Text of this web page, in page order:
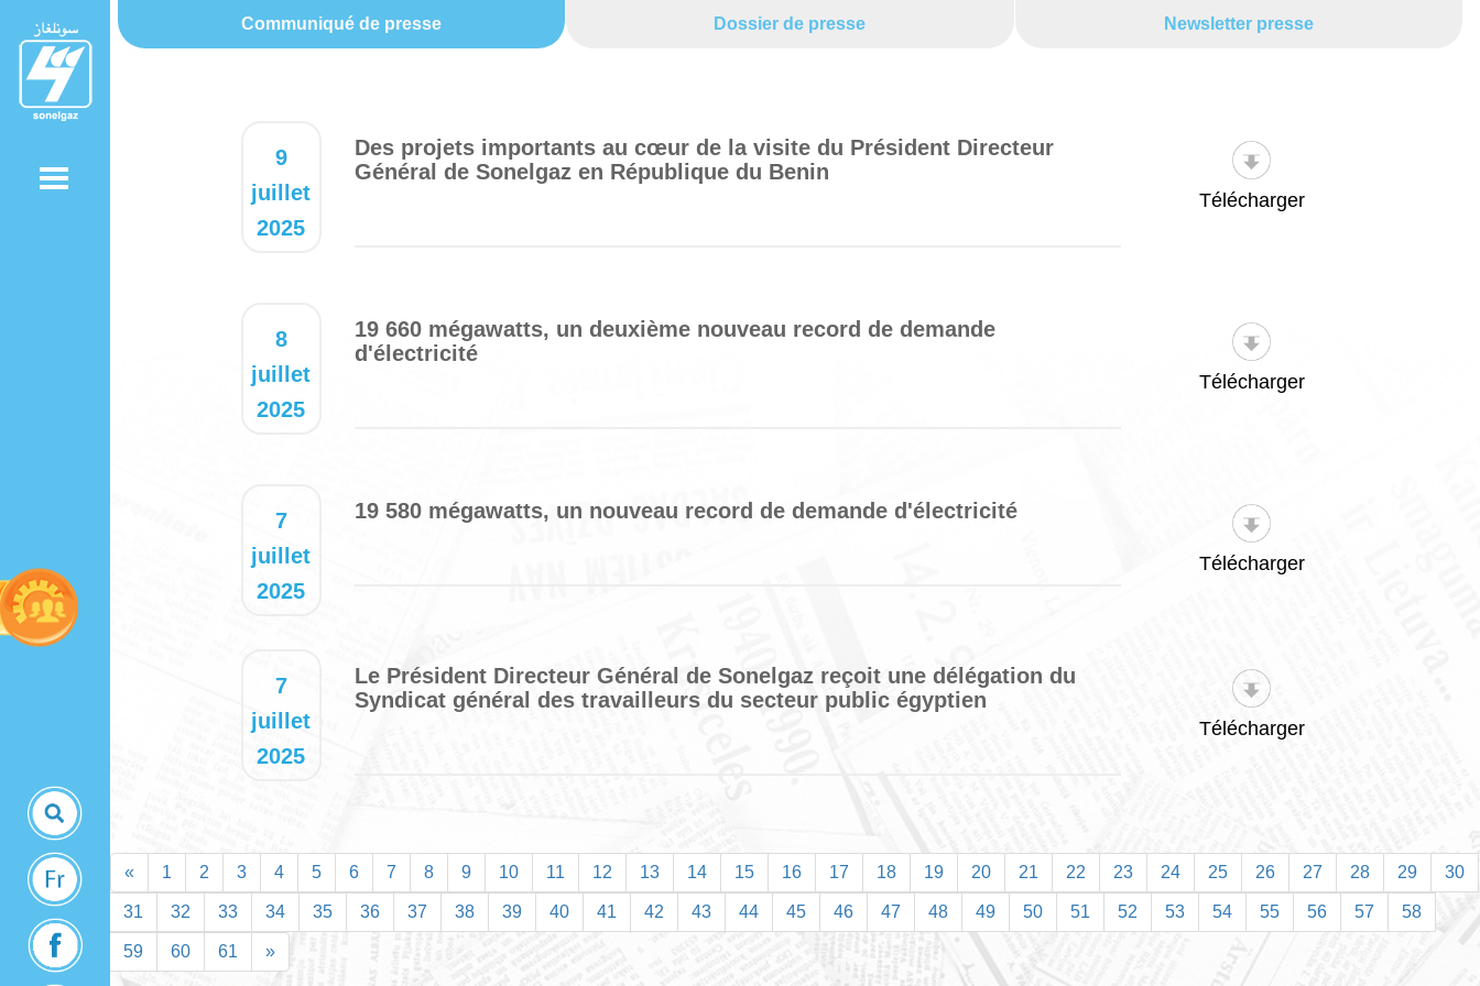
Communiqué de presse Dossier de presse Newsletter presse
9
juillet
2025
Des projets importants au cœur de la visite du Président Directeur
Général de Sonelgaz en République du Benin
Télécharger
8
juillet
2025
19 660 mégawatts, un deuxième nouveau record de demande
d'électricité
Télécharger
7
juillet
2025
19 580 mégawatts, un nouveau record de demande d'électricité
Télécharger
7
juillet
2025
Le Président Directeur Général de Sonelgaz reçoit une délégation du
Syndicat général des travailleurs du secteur public égyptien
Télécharger
« 1 2 3 4 5 6 7 8 9 10 11 12 13 14 15 16 17 18 19 20 21 22 23 24 25 26 27 28 29 30
31 32 33 34 35 36 37 38 39 40 41 42 43 44 45 46 47 48 49 50 51 52 53 54 55 56 57 58
59 60 61 »